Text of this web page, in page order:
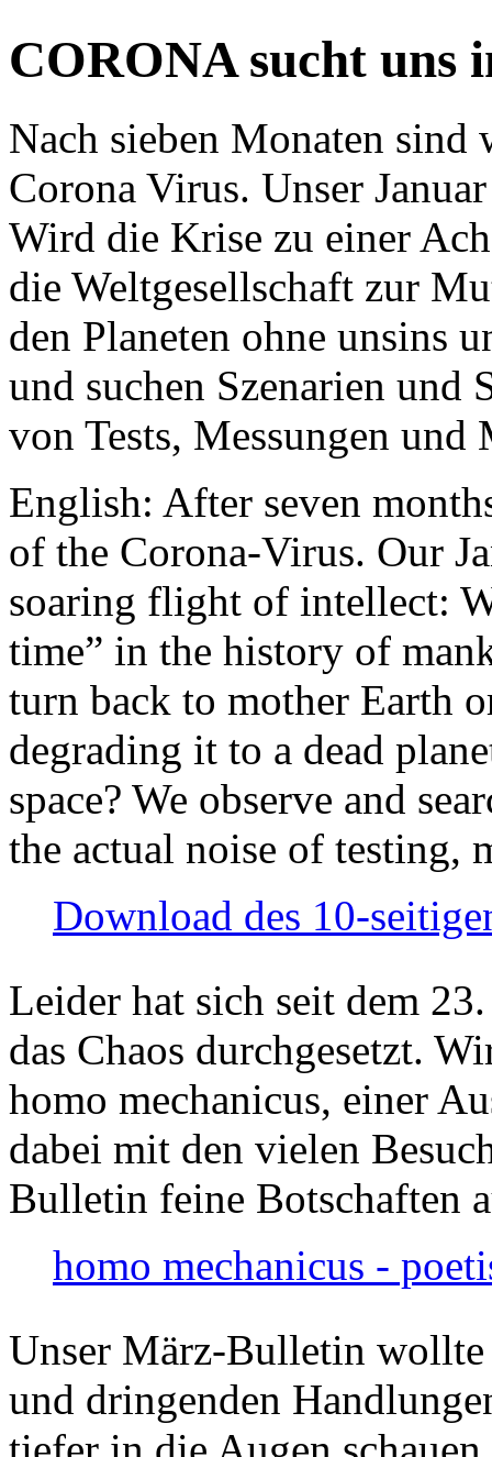
CORONA sucht uns
Nach sieben Monaten
Corona Virus. Unser
Wird die Krise zu einer
die Weltgesellschaft zur
den Planeten ohne unsins
und suchen Szenarien und
von Tests, Messungen und
English: After seven
of the Corona-Virus. Our
soaring flight of intellect:
time” in the history of
turn back to mother Earth
degrading it to a dead
space? We observe and
the actual noise of testing,
Download des 10-
Leider hat sich seit dem
das Chaos durchgesetzt.
homo mechanicus, einer
dabei mit den vielen
Bulletin feine Botschaften
homo mechanicus -
Unser März-Bulletin
und dringenden